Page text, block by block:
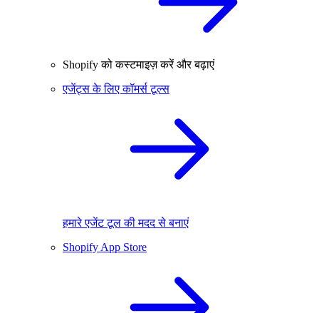
Shopify को कस्टमाइज़ करें और बढ़ाएं
एजेंट्स के लिए कॉमर्स टूल्स
हमारे एजेंट टूल की मदद से बनाएं
Shopify App Store